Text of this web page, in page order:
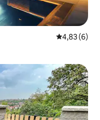
Gemiddelde
4,83 (6)